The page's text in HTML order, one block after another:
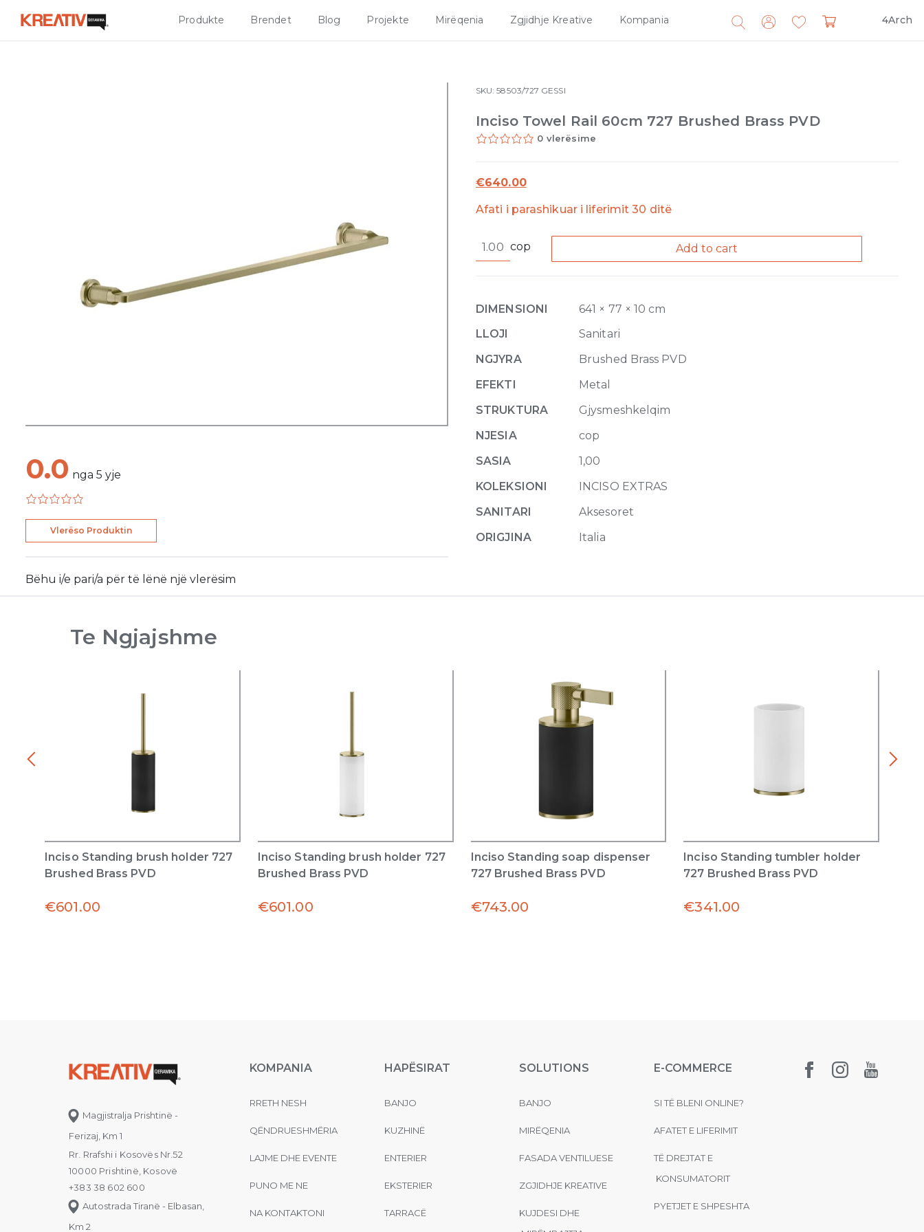
Produkte Brendet Blog Projekte Mirëqenia Zgjidhje Kreative Kompania 4Arch
Search
for:
0.0 nga 5 yje
Vlerëso Produktin
Bëhu i/e pari/a për të lënë një vlerësim
SKU:58503/727 GESSI
Inciso Towel Rail 60cm 727 Brushed Brass PVD
0 vlerësime
€640.00
Afati i parashikuar i liferimit 30 ditë
Towel
Brushed
Brass
quantity
cop Add to cart
DIMENSIONI
641 × 77 × 10 cm
LLOJI
Sanitari
NGJYRA
Brushed Brass PVD
EFEKTI
Metal
STRUKTURA
Gjysmeshkelqim
NJESIA
cop
SASIA
1,00
KOLEKSIONI
INCISO EXTRAS
SANITARI
Aksesoret
ORIGJINA
Italia
Te Ngjajshme
Inciso Standing brush holder 727
Brushed Brass PVD
€601.00
Inciso Standing brush holder 727
Brushed Brass PVD
€601.00
Inciso Standing soap dispenser
727 Brushed Brass PVD
€743.00
Inciso Standing tumbler holder
727 Brushed Brass PVD
€341.00
Magjistralja Prishtinë -
Ferizaj, Km 1
Rr. Rrafshi i Kosovës Nr.52
10000 Prishtinë, Kosovë
+383 38 602 600
Autostrada Tiranë - Elbasan,
Km 2
KOMPANIA
RRETH NESH
QËNDRUESHMËRIA
LAJME DHE EVENTE
PUNO ME NE
NA KONTAKTONI
HAPËSIRAT
BANJO
KUZHINË
ENTERIER
EKSTERIER
TARRACË
SOLUTIONS
BANJO
MIRËQENIA
FASADA VENTILUESE
ZGJIDHJE KREATIVE
KUJDESI DHE
E-COMMERCE
SI TË BLENI ONLINE?
AFATET E LIFERIMIT
TË DREJTAT E
KONSUMATORIT
PYETJET E SHPESHTA